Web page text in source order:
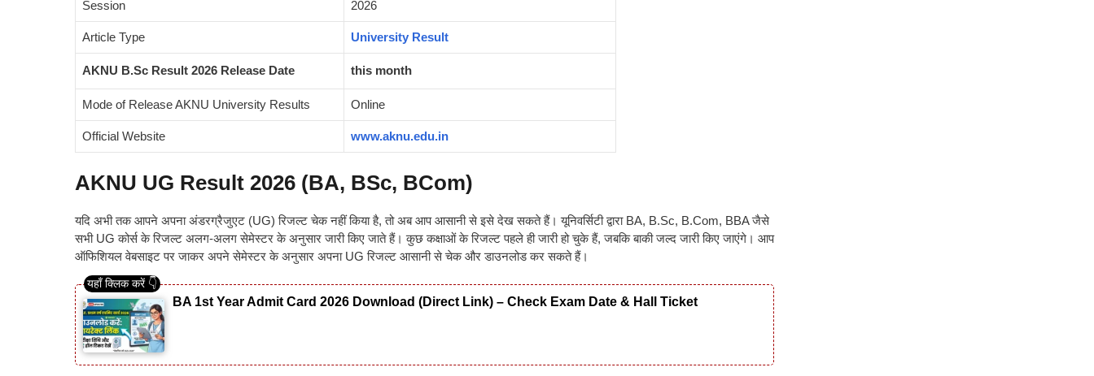
Session 2026
Article Type University Result
AKNU B.Sc Result 2026 Release Date this month
Mode of Release AKNU University Results Online
Official Website www.aknu.edu.in
AKNU UG Result 2026 (BA, BSc, BCom)
यदि अभी तक आपने अपना अंडरग्रैजुएट (UG) रिजल्ट चेक नहीं किया है, तो अब आप आसानी से इसे देख सकते हैं। यूनिवर्सिटी द्वारा BA, B.Sc, B.Com, BBA जैसे
सभी UG कोर्स के रिजल्ट अलग-अलग सेमेस्टर के अनुसार जारी किए जाते हैं। कुछ कक्षाओं के रिजल्ट पहले ही जारी हो चुके हैं, जबकि बाकी जल्द जारी किए जाएंगे। आप
ऑफिशियल वेबसाइट पर जाकर अपने सेमेस्टर के अनुसार अपना UG रिजल्ट आसानी से चेक और डाउनलोड कर सकते हैं।
BA 1st Year Admit Card 2026 Download (Direct Link) – Check Exam Date & Hall Ticket